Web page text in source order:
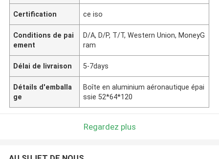
Certification ce iso
Conditions de pai
ement
D/A, D/P, T/T, Western Union, MoneyG
ram
Délai de livraison 5-7days
Détails d'emballa
ge
Boîte en aluminium aéronautique épai
ssie 52*64*120
Regardez plus